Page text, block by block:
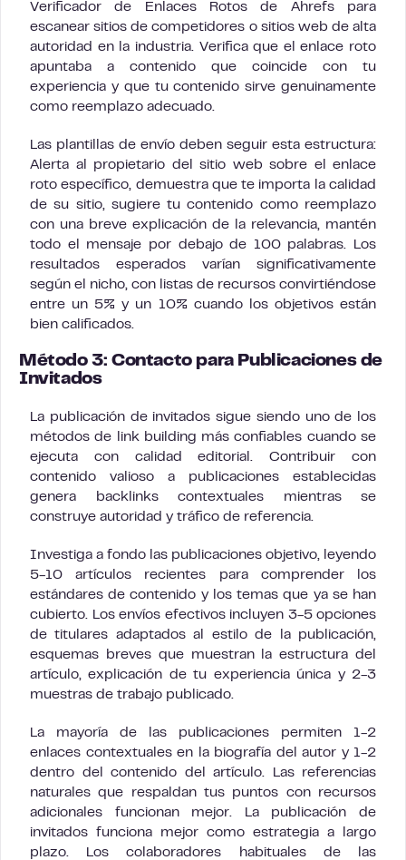
Verificador de Enlaces Rotos de Ahrefs para
escanear sitios de competidores o sitios web de alta
autoridad en la industria. Verifica que el enlace roto
apuntaba a contenido que coincide con tu
experiencia y que tu contenido sirve genuinamente
como reemplazo adecuado.
Las plantillas de envío deben seguir esta estructura:
Alerta al propietario del sitio web sobre el enlace
roto específico, demuestra que te importa la calidad
de su sitio, sugiere tu contenido como reemplazo
con una breve explicación de la relevancia, mantén
todo el mensaje por debajo de 100 palabras. Los
resultados esperados varían significativamente
según el nicho, con listas de recursos convirtiéndose
entre un 5% y un 10% cuando los objetivos están
bien calificados.
Método 3: Contacto para Publicaciones de
Invitados
La publicación de invitados sigue siendo uno de los
métodos de link building más confiables cuando se
ejecuta con calidad editorial. Contribuir con
contenido valioso a publicaciones establecidas
genera backlinks contextuales mientras se
construye autoridad y tráfico de referencia.
Investiga a fondo las publicaciones objetivo, leyendo
5-10 artículos recientes para comprender los
estándares de contenido y los temas que ya se han
cubierto. Los envíos efectivos incluyen 3-5 opciones
de titulares adaptados al estilo de la publicación,
esquemas breves que muestran la estructura del
artículo, explicación de tu experiencia única y 2-3
muestras de trabajo publicado.
La mayoría de las publicaciones permiten 1-2
enlaces contextuales en la biografía del autor y 1-2
dentro del contenido del artículo. Las referencias
naturales que respaldan tus puntos con recursos
adicionales funcionan mejor. La publicación de
invitados funciona mejor como estrategia a largo
plazo. Los colaboradores habituales de las